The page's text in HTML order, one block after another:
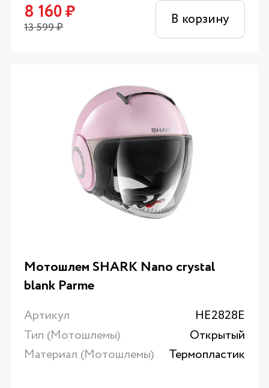
8 160₽
13 599₽ В корзину
Мотошлем SHARK Nano crystal
blank Parme
Артикул
HE2828E
Тип (Мотошлемы)
Открытый
Материал (Мотошлемы)
Термопластик